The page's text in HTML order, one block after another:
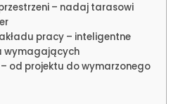
– nadaj tarasowi
pracy – inteligentne
wymagających
od projektu do wymarzonego